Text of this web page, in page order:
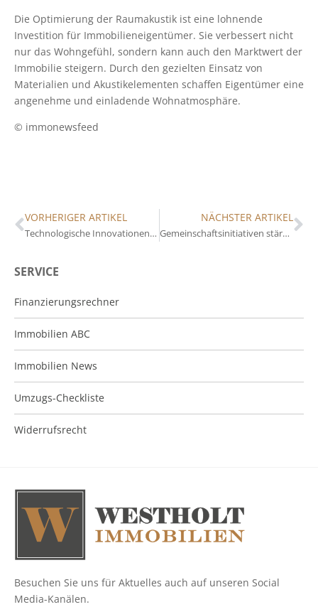
SERVICE
Finanzierungsrechner
Immobilien ABC
Immobilien News
Umzugs-Checkliste
Widerrufsrecht
Die Optimierung der Raumakustik ist eine lohnende
Investition für Immobilieneigentümer. Sie verbessert nicht
nur das Wohngefühl, sondern kann auch den Marktwert der
Immobilie steigern. Durch den gezielten Einsatz von
Materialien und Akustikelementen schaffen Eigentümer eine
angenehme und einladende Wohnatmosphäre.
© immonewsfeed
VORHERIGER ARTIKEL
Technologische Innovationen: Wie Smart-Building-Lösungen den Immobilienwert erhöhen
NÄCHSTER ARTIKEL
Gemeinschaftsinitiativen stärken: Vorteile für Immobilieneigentümer
Besuchen Sie uns für Aktuelles auch auf unseren Social
Media-Kanälen.